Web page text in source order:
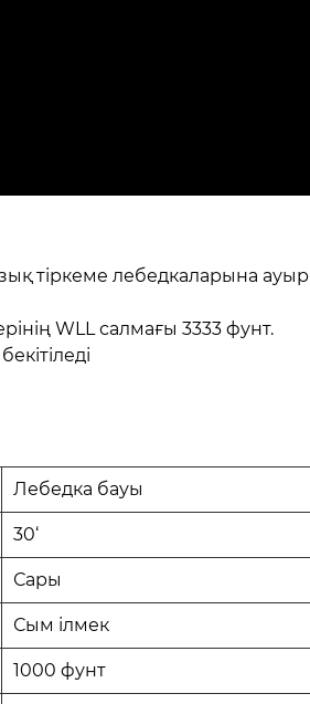
тіркеме лебедкаларына ауыр
WLL салмағы 3333 фунт.
Лебедка бауы
30‘
Сары
Сым ілмек
1000 фунт